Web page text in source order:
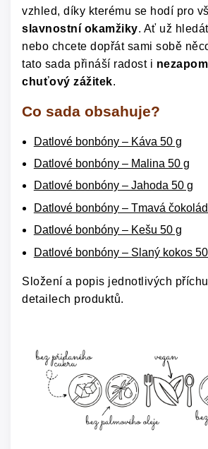
vzhled, díky kterému se hodí pro
slavnostní okamžiky. Ať už
nebo chcete dopřát sami sobě
tato sada přináší radost i
chuťový zážitek.
Co sada obsahuje?
Datlové bonbóny – Káva 50 g
Datlové bonbóny – Malina 50 g
Datlové bonbóny – Jahoda 50 g
Datlové bonbóny – Tmavá
Datlové bonbóny – Kešu 50 g
Datlové bonbóny – Slaný kokos
Složení a popis jednotlivých
detailech produktů.